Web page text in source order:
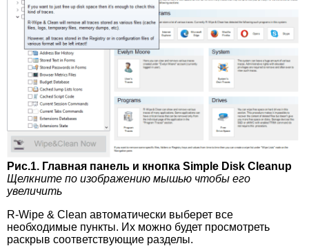
Рис.1. Главная панель и кнопка Simple Disk Cleanup
Щелкните по изображению мышью чтобы его
увеличить
R-Wipe & Clean автоматически выберет все
необходимые пункты. Их можно будет просмотреть
раскрыв соответствующие разделы.